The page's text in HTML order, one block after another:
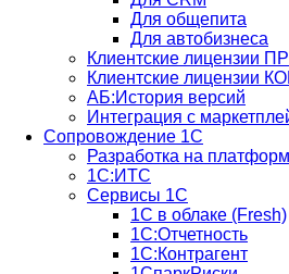
Для общепита
Для автобизнеса
Клиентские лицензии
Клиентские лицензии
АБ:История версий
Интеграция с
Сопровождение 1С
Разработка на
1С:ИТС
Сервисы 1С
1С в облаке (Fresh)
1С:Отчетность
1С:Контрагент